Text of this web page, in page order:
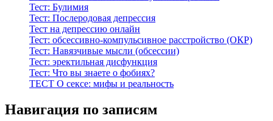
Тест: Булимия
Тест: Послеродовая депрессия
Тест на депрессию онлайн
Тест: обсессивно-компульсивное расстройство (ОКР)
Тест: Навязчивые мысли (обсессии)
Тест: эректильная дисфункция
Тест: Что вы знаете о фобиях?
ТЕСТ О сексе: мифы и реальность
Навигация по записям